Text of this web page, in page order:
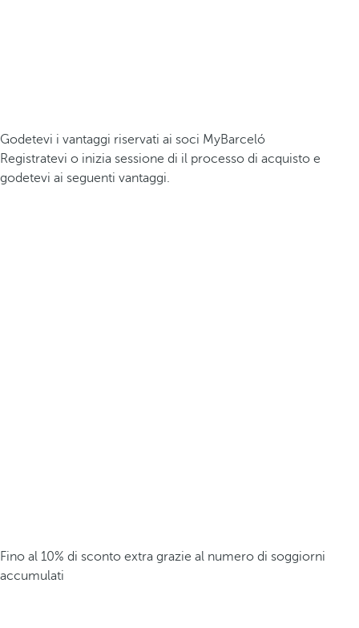
Godetevi i vantaggi riservati ai soci MyBarceló
Registratevi o inizia sessione di il processo di acquisto e
godetevi ai seguenti vantaggi.
Fino al 10% di sconto extra grazie al numero di soggiorni
accumulati